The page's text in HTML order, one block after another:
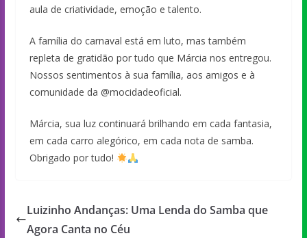
aula de criatividade, emoção e talento.
A família do carnaval está em luto, mas também
repleta de gratidão por tudo que Márcia nos entregou.
Nossos sentimentos à sua família, aos amigos e à
comunidade da @mocidadeoficial.
Márcia, sua luz continuará brilhando em cada fantasia,
em cada carro alegórico, em cada nota de samba.
Obrigado por tudo!
Luizinho Andanças: Uma Lenda do Samba que
Agora Canta no Céu